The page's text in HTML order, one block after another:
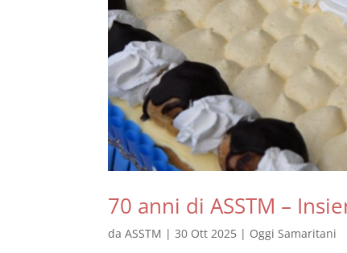
70 anni di ASSTM –
daASSTM |30 Ott 2025 | Oggi Samaritani